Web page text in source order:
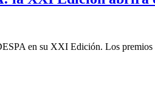
en su XXI Edición. Los